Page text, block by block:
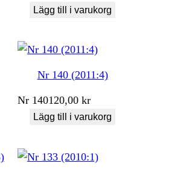
Lägg till i varukorg
Nr 140 (2011:4)
Nr 140120,00kr
Lägg till i varukorg